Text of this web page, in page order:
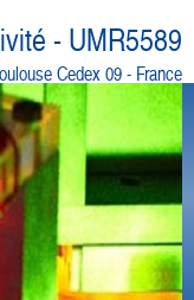
- UMR5589
Cedex 09 - France